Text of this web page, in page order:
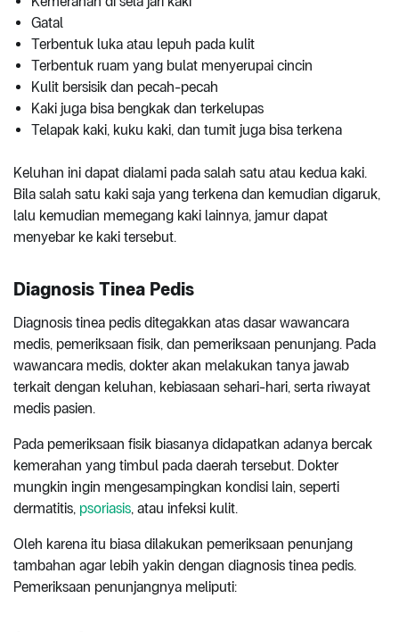
Gatal
Terbentuk luka atau lepuh pada kulit
Terbentuk ruam yang bulat menyerupai cincin
Kulit bersisik dan pecah-pecah
Kaki juga bisa bengkak dan terkelupas
Telapak kaki, kuku kaki, dan tumit juga bisa terkena
Keluhan ini dapat dialami pada salah satu atau kedua kaki.
Bila salah satu kaki saja yang terkena dan kemudian digaruk,
lalu kemudian memegang kaki lainnya, jamur dapat
menyebar ke kaki tersebut.
Diagnosis Tinea Pedis
Diagnosis tinea pedis ditegakkan atas dasar wawancara
medis, pemeriksaan fisik, dan pemeriksaan penunjang. Pada
wawancara medis, dokter akan melakukan tanya jawab
terkait dengan keluhan, kebiasaan sehari-hari, serta riwayat
medis pasien.
Pada pemeriksaan fisik biasanya didapatkan adanya bercak
kemerahan yang timbul pada daerah tersebut. Dokter
mungkin ingin mengesampingkan kondisi lain, seperti
dermatitis, psoriasis, atau infeksi kulit.
Oleh karena itu biasa dilakukan pemeriksaan penunjang
tambahan agar lebih yakin dengan diagnosis tinea pedis.
Pemeriksaan penunjangnya meliputi: